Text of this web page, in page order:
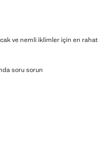
ve nemli iklimler için en rahat
soru sorun